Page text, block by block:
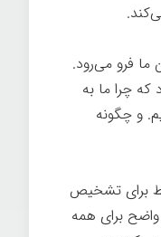
ما فرو می‌رود.
که چرا ما به
و چگونه
برای تشخیص
برای همه